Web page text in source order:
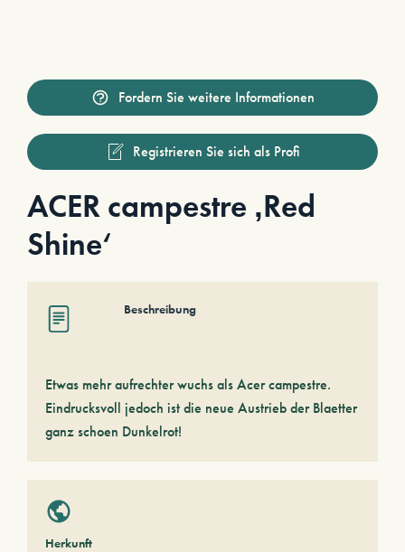
Fordern Sie weitere Informationen
Registrieren Sie sich als Profi
ACER campestre ‚Red
Shine‘
Beschreibung
Etwas mehr aufrechter wuchs als Acer campestre.
Eindrucksvoll jedoch ist die neue Austrieb der Blaetter
ganz schoen Dunkelrot!
Herkunft